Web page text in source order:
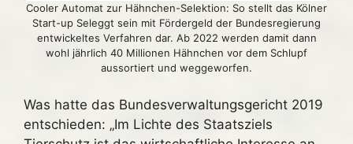
Cooler Automat zur Hähnchen-Selektion: So stellt das Kölner
Start-up Seleggt sein mit Fördergeld der Bundesregierung
entwickeltes Verfahren dar. Ab 2022 werden damit dann
wohl jährlich 40 Millionen Hähnchen vor dem Schlupf
aussortiert und weggeworfen.
Was hatte das Bundesverwaltungsgericht 2019
entschieden: „Im Lichte des Staatsziels